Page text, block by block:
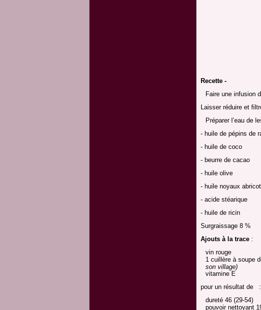
Recette -
Faire une infusion
Laisser réduire et
Préparer l’eau de
- huile de pépins
- huile de
- beurre de
- huile
- huile noyaux
- acide
- huile de
Surgraissage 8 %
Ajouts à la trace :
vin rouge
1 cuillère à soupe
son village)
vitamine E
pour un résultat de :
dureté 46 (29-54)
pouvoir nettoyant